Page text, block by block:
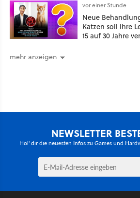
vor einer Stunde
Neue
Katzen soll ihre
15 auf 30 Jahre
mehr anzeigen
NEWSLETTER
Hol' dir die neuesten Infos zu Games und